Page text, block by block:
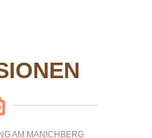
AM MANICHBERG